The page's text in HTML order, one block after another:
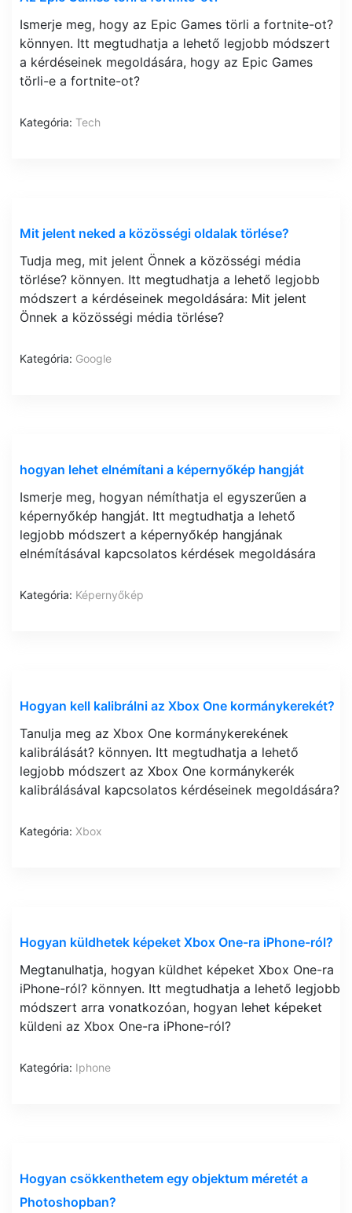
Ismerje meg, hogy az Epic Games törli a fortnite-ot?
könnyen. Itt megtudhatja a lehető legjobb módszert
a kérdéseinek megoldására, hogy az Epic Games
törli-e a fortnite-ot?
Kategória: Tech
Mit jelent neked a közösségi oldalak törlése?
Tudja meg, mit jelent Önnek a közösségi média
törlése? könnyen. Itt megtudhatja a lehető legjobb
módszert a kérdéseinek megoldására: Mit jelent
Önnek a közösségi média törlése?
Kategória: Google
hogyan lehet elnémítani a képernyőkép hangját
Ismerje meg, hogyan némíthatja el egyszerűen a
képernyőkép hangját. Itt megtudhatja a lehető
legjobb módszert a képernyőkép hangjának
elnémításával kapcsolatos kérdések megoldására
Kategória: Képernyőkép
Hogyan kell kalibrálni az Xbox One kormánykerekét?
Tanulja meg az Xbox One kormánykerekének
kalibrálását? könnyen. Itt megtudhatja a lehető
legjobb módszert az Xbox One kormánykerék
kalibrálásával kapcsolatos kérdéseinek megoldására?
Kategória: Xbox
Hogyan küldhetek képeket Xbox One-ra iPhone-ról?
Megtanulhatja, hogyan küldhet képeket Xbox One-ra
iPhone-ról? könnyen. Itt megtudhatja a lehető legjobb
módszert arra vonatkozóan, hogyan lehet képeket
küldeni az Xbox One-ra iPhone-ról?
Kategória: Iphone
Hogyan csökkenthetem egy objektum méretét a
Photoshopban?